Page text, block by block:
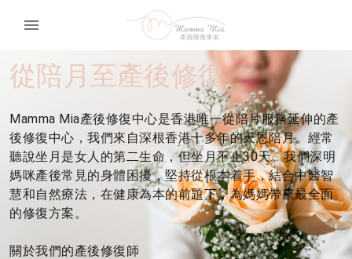
menu
從陪月至產後修復
Mamma Mia產後修復中心是香港唯一從陪月服務延伸的產
後修復中心，我們來自深根香港十多年的天恩陪月。經常
聽說坐月是女人的第二生命，但坐月不止30天。我們深明
媽咪產後常見的身體困擾，堅持從根本着手，結合中醫智
慧和自然療法，在健康為本的前題下，為媽媽帶來最全面
的修復方案。
關於我們的產後修復師